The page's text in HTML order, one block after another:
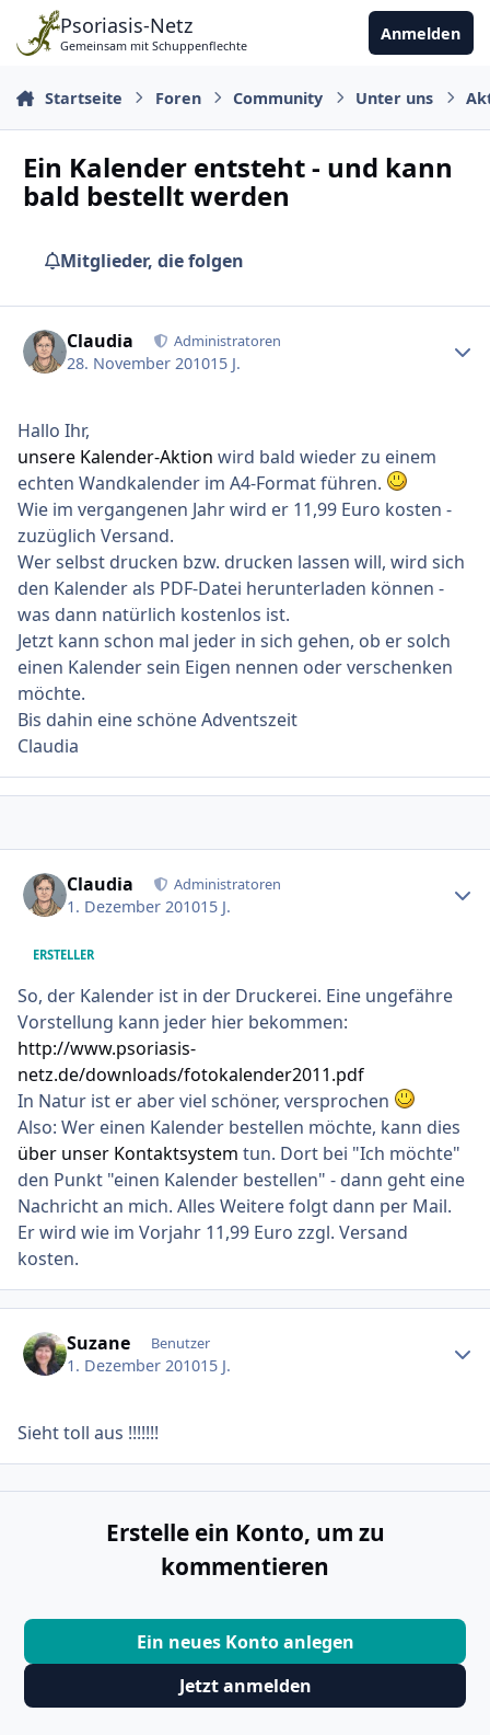
Zu Inhalt springen
Psoriasis-Netz
Gemeinsam mit Schuppenflechte
Anmelden
Startseite Foren Community Unter uns
Ein Kalender entsteht - und kann
bald bestellt werden
Mitglieder, die folgen
Claudia Administratoren
28. November 201015 J.
Hallo Ihr,
unsere Kalender-Aktion wird bald wieder zu einem
echten Wandkalender im A4-Format führen.
Wie im vergangenen Jahr wird er 11,99 Euro kosten -
zuzüglich Versand.
Wer selbst drucken bzw. drucken lassen will, wird sich
den Kalender als PDF-Datei herunterladen können -
was dann natürlich kostenlos ist.
Jetzt kann schon mal jeder in sich gehen, ob er solch
einen Kalender sein Eigen nennen oder verschenken
möchte.
Bis dahin eine schöne Adventszeit
Claudia
Claudia Administratoren
1. Dezember 201015 J.
ERSTELLER
So, der Kalender ist in der Druckerei. Eine ungefähre
Vorstellung kann jeder hier bekommen:
http://www.psoriasis-
netz.de/downloads/fotokalender2011.pdf
In Natur ist er aber viel schöner, versprochen
Also: Wer einen Kalender bestellen möchte, kann dies
über unser Kontaktsystem tun. Dort bei "Ich möchte"
den Punkt "einen Kalender bestellen" - dann geht eine
Nachricht an mich. Alles Weitere folgt dann per Mail.
Er wird wie im Vorjahr 11,99 Euro zzgl. Versand
kosten.
Suzane Benutzer
1. Dezember 201015 J.
Sieht toll aus !!!!!!!
Erstelle ein Konto, um zu
kommentieren
Ein neues Konto anlegen
Jetzt anmelden